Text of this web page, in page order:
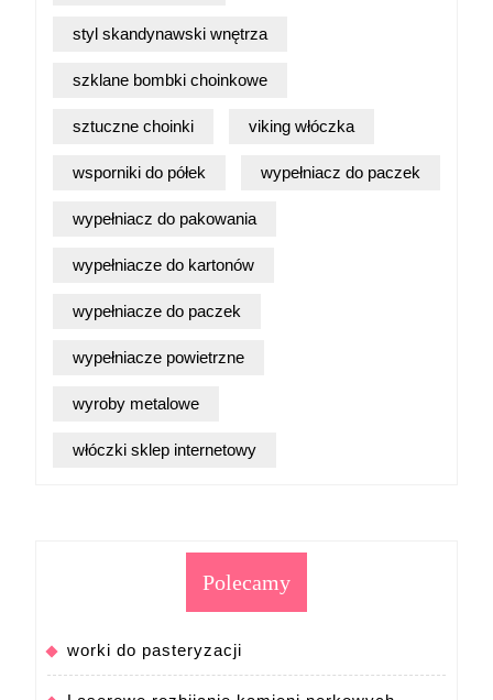
styl skandynawski wnętrza
szklane bombki choinkowe
sztuczne choinki viking włóczka
wsporniki do półek wypełniacz do paczek
wypełniacz do pakowania
wypełniacze do kartonów
wypełniacze do paczek
wypełniacze powietrzne
wyroby metalowe
włóczki sklep internetowy
Polecamy
worki do pasteryzacji